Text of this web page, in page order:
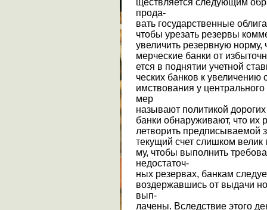
прода-
вать государственные
чтобы урезать резервы
увеличить резервную норму,
мерческие банки от
ется в поднятии учетной
ческих банков к увеличению
имствования у
мер
называют политикой
банки обнаруживают, что
летворить предписываемой
текущий счет слишком
му, чтобы выполнить
недостаточ-
ных резервах, банкам
воздержавшись от выдачи
вып-
лачены. Вследствие этого